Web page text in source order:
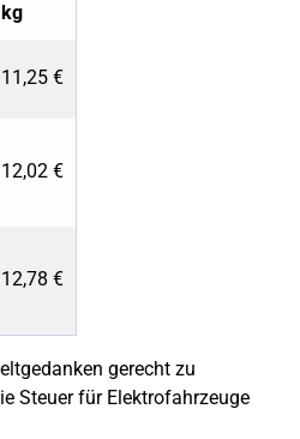
11,25 €
12,02 €
12,78 €
gerecht zu
Steuer für Elektrofahrzeuge